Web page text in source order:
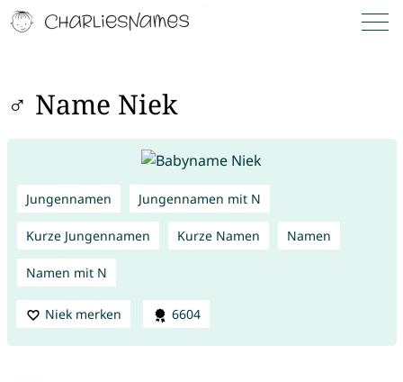
♂ Name Niek
Jungennamen Jungennamen mit N
Kurze Jungennamen Kurze Namen Namen
Namen mit N
Niek merken 6604